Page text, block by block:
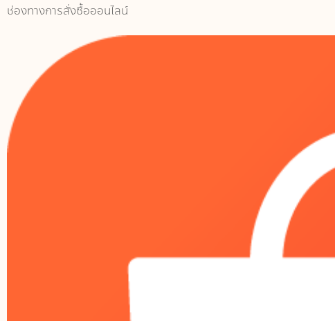
ช่องทางการสั่งซื้อออนไลน์